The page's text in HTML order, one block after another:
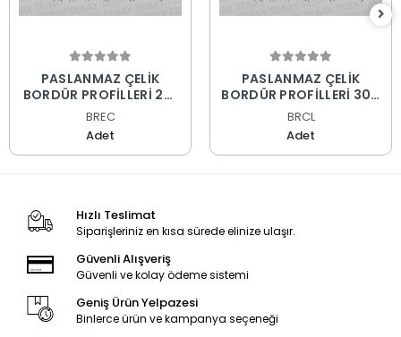
PASLANMAZ ÇELİK
BORDÜR PROFİLLERİ 201
KALİTE
BREC
Adet
PASLANMAZ ÇELİK
BORDÜR PROFİLLERİ 304
KALİTE
BRCL
Adet
Hızlı Teslimat
Siparişleriniz en kısa sürede elinize ulaşır.
Güvenli Alışveriş
Güvenli ve kolay ödeme sistemi
Geniş Ürün Yelpazesi
Binlerce ürün ve kampanya seçeneği